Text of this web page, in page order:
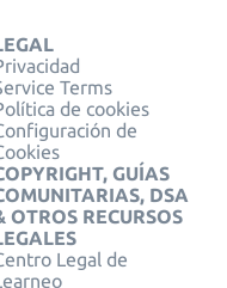
Terms
de cookies
de
GUÍAS
DSA
OTROS RECURSOS
Legal de